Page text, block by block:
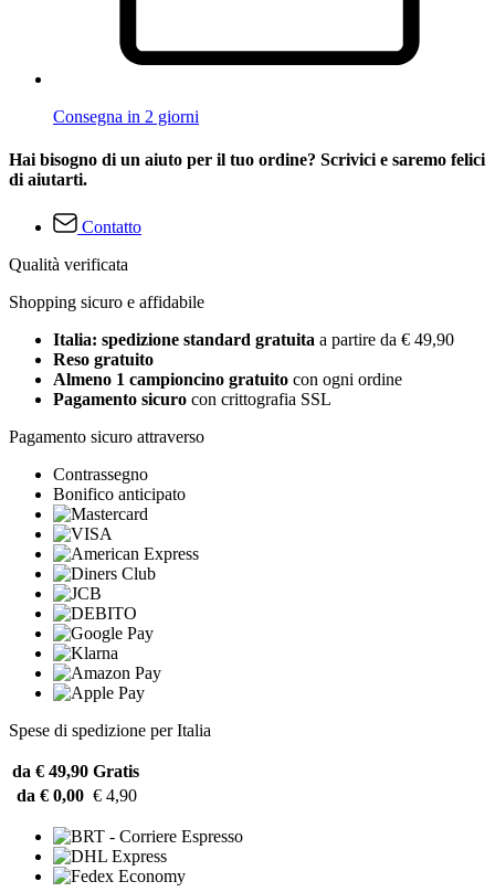
Consegna in 2 giorni
Hai bisogno di un aiuto per il tuo ordine? Scrivici e saremo felici
di aiutarti.
Contatto
Qualità verificata
Shopping sicuro e affidabile
Italia: spedizione standard gratuita a partire da € 49,90
Reso gratuito
Almeno 1 campioncino gratuito con ogni ordine
Pagamento sicuro con crittografia SSL
Pagamento sicuro attraverso
Contrassegno
Bonifico anticipato
Spese di spedizione per Italia
da € 49,90 Gratis
da € 0,00 € 4,90